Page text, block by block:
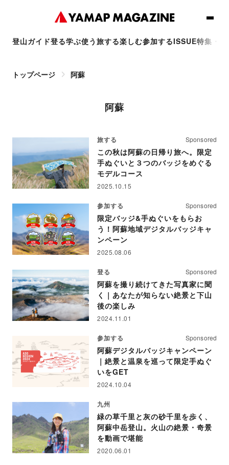
登山ガイド登る学ぶ使う 旅する楽しむ参加するISSUE特集・
トップページ 阿蘇
阿蘇
旅する Sponsored
この秋は阿蘇の日帰り旅へ。限定
手ぬぐいと３つのバッジをめぐる
モデルコース
2025.10.15
参加する Sponsored
限定バッジ&手ぬぐいをもらお
う！阿蘇地域デジタルバッジキャ
ンペーン
2025.08.06
登る Sponsored
阿蘇を撮り続けてきた写真家に聞
く｜あなたが知らない絶景と下山
後の楽しみ
2024.11.01
参加する Sponsored
阿蘇デジタルバッジキャンペーン
｜絶景と温泉を巡って限定手ぬぐ
いをGET
2024.10.04
九州
緑の草千里と灰の砂千里を歩く、
阿蘇中岳登山。火山の絶景・奇景
を動画で堪能
2020.06.01